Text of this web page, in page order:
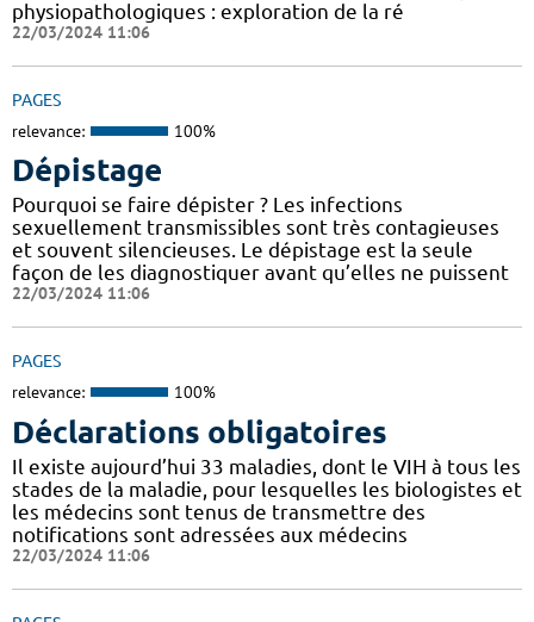
physiopathologiques : exploration de la ré
22/03/2024 11:06
PAGES
relevance: 100%
Dépistage
Pourquoi se faire dépister ? Les infections
sexuellement transmissibles sont très contagieuses
et souvent silencieuses. Le dépistage est la seule
façon de les diagnostiquer avant qu’elles ne puissent
22/03/2024 11:06
PAGES
relevance: 100%
Déclarations obligatoires
Il existe aujourd’hui 33 maladies, dont le VIH à tous les
stades de la maladie, pour lesquelles les biologistes et
les médecins sont tenus de transmettre des
notifications sont adressées aux médecins
22/03/2024 11:06